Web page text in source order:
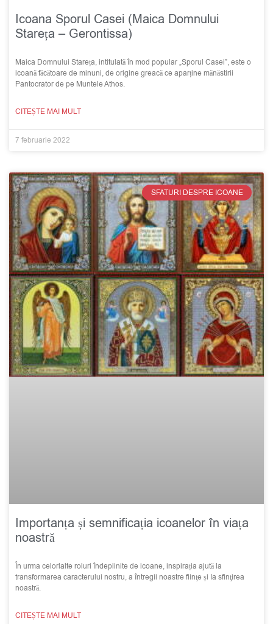
Icoana Sporul Casei (Maica Domnului
Stareța – Gerontissa)
Maica Domnului Stareța, intitulată în mod popular „Sporul Casei”, este o
icoană făcătoare de minuni, de origine greacă ce aparține mănăstirii
Pantocrator de pe Muntele Athos.
CITEȘTE MAI MULT
7 februarie 2022
SFATURI DESPRE ICOANE
Importanța și semnificația icoanelor în viața
noastră
În urma celorlalte roluri îndeplinite de icoane, inspirația ajută la
transformarea caracterului nostru, a întregii noastre fiinţe și Ia sfinţirea
noastră.
CITEȘTE MAI MULT